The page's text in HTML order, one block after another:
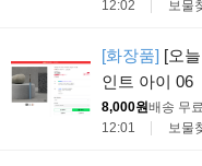
12:02
보물
[화장품] [오
인트 아이 06
8,000원배송 무료
12:01
보물